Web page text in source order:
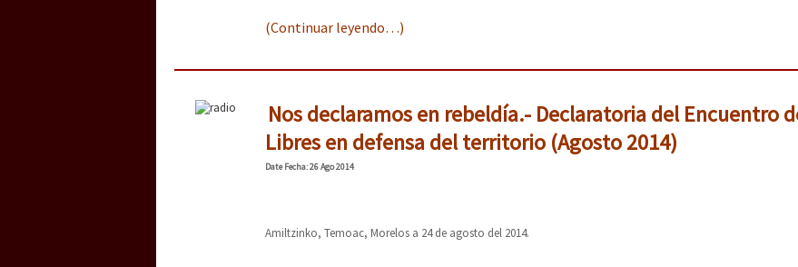
(Continuar leyendo…)
Nos declaramos en rebeldía.- Declaratoria del Encuentro
Libres en defensa del territorio (Agosto 2014)
DateFecha: 26 Ago 2014
Amiltzinko, Temoac, Morelos a 24 de agosto del 2014.